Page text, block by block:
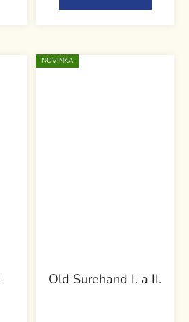
NOVINKA
Old Surehand I. a II.